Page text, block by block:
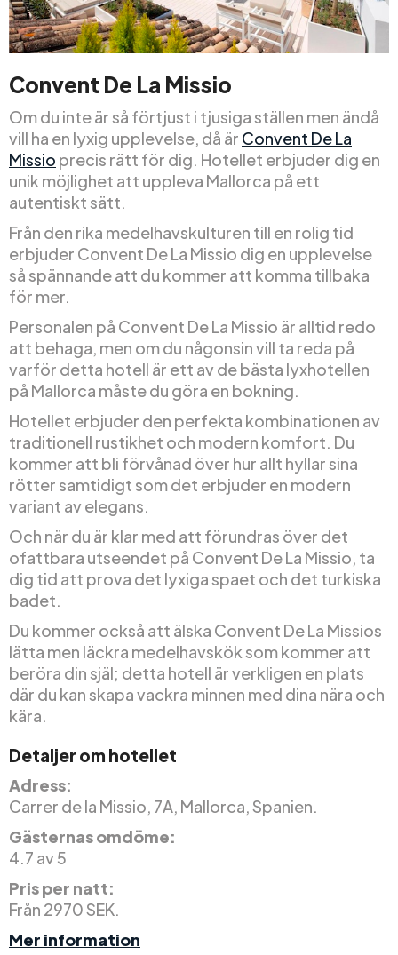
Convent De La Missio
Om du inte är så förtjust i tjusiga ställen men ändå
vill ha en lyxig upplevelse, då är Convent De La
Missio precis rätt för dig. Hotellet erbjuder dig en
unik möjlighet att uppleva Mallorca på ett
autentiskt sätt.
Från den rika medelhavskulturen till en rolig tid
erbjuder Convent De La Missio dig en upplevelse
så spännande att du kommer att komma tillbaka
för mer.
Personalen på Convent De La Missio är alltid redo
att behaga, men om du någonsin vill ta reda på
varför detta hotell är ett av de bästa lyxhotellen
på Mallorca måste du göra en bokning.
Hotellet erbjuder den perfekta kombinationen av
traditionell rustikhet och modern komfort. Du
kommer att bli förvånad över hur allt hyllar sina
rötter samtidigt som det erbjuder en modern
variant av elegans.
Och när du är klar med att förundras över det
ofattbara utseendet på Convent De La Missio, ta
dig tid att prova det lyxiga spaet och det turkiska
badet.
Du kommer också att älska Convent De La Missios
lätta men läckra medelhavskök som kommer att
beröra din själ; detta hotell är verkligen en plats
där du kan skapa vackra minnen med dina nära och
kära.
Detaljer om hotellet
Adress:
Carrer de la Missio, 7A, Mallorca, Spanien.
Gästernas omdöme:
4.7 av 5
Pris per natt:
Från 2970 SEK.
Mer information